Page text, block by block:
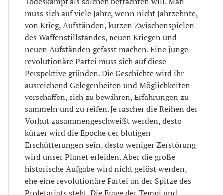
muss sich auf viele Jahre, wenn nicht Jahrzehnte,
von Krieg, Aufständen, kurzen Zwischenspielen
des Waffenstillstandes, neuen Kriegen und
neuen Aufständen gefasst machen. Eine junge
revolutionäre Partei muss sich auf diese
Perspektive gründen. Die Geschichte wird ihr
ausreichend Gelegenheiten und Möglichkeiten
verschaffen, sich zu bewähren, Erfahrungen zu
sammeln und zu reifen. Je rascher die Reihen der
Vorhut zusammengeschweißt werden, desto
kürzer wird die Epoche der blutigen
Erschütterungen sein, desto weniger Zerstörung
wird unser Planet erleiden. Aber die große
historische Aufgabe wird nicht gelöst werden,
ehe eine revolutionäre Partei an der Spitze des
Proletariats steht. Die Frage der Tempi und